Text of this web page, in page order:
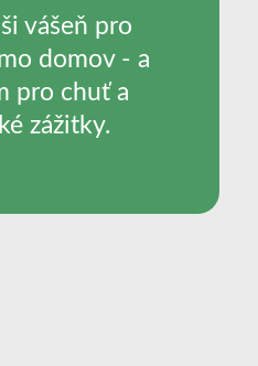
vášeň pro
domov - a
pro chuť a
zážitky.